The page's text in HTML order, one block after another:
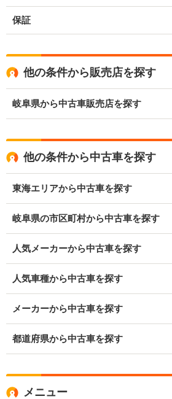
保証
他の条件から販売店を探す
岐阜県から中古車販売店を探す
他の条件から中古車を探す
東海エリアから中古車を探す
岐阜県の市区町村から中古車を探す
人気メーカーから中古車を探す
人気車種から中古車を探す
メーカーから中古車を探す
都道府県から中古車を探す
メニュー